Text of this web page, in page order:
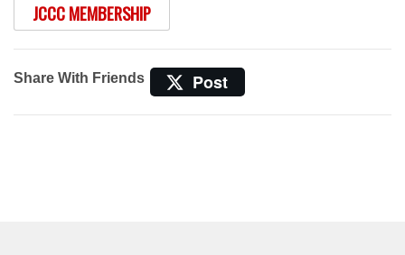
JCCC MEMBERSHIP
Share With Friends Post